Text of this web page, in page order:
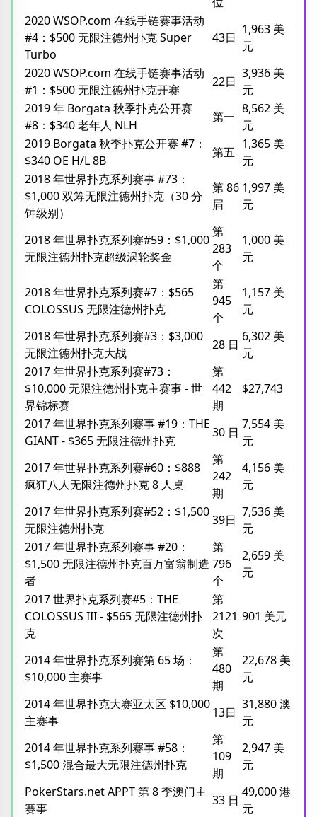
2020 WSOP.com 在线手链赛事活动
#4：$500 无限注德州扑克 Super
Turbo
43日
1,963 美
元
2020 WSOP.com 在线手链赛事活动
#1：$500 无限注德州扑克开赛
22日
3,936 美
元
2019 年 Borgata 秋季扑克公开赛
#8：$340 老年人 NLH
第一
8,562 美
元
2019 Borgata 秋季扑克公开赛 #7：
$340 OE H/L 8B
第五
1,365 美
元
2018 年世界扑克系列赛事 #73：
$1,000 双筹无限注德州扑克（30 分
钟级别）
第 86
届
1,997 美
元
2018 年世界扑克系列赛#59：$1,000
无限注德州扑克超级涡轮奖金
第
283
个
1,000 美
元
2018 年世界扑克系列赛#7：$565
COLOSSUS 无限注德州扑克
第
945
个
1,157 美
元
2018 年世界扑克系列赛#3：$3,000
无限注德州扑克大战
28 日
6,302 美
元
2017 年世界扑克系列赛#73：
$10,000 无限注德州扑克主赛事 - 世
界锦标赛
第
442
期
$27,743
2017 年世界扑克系列赛事 #19：THE
GIANT - $365 无限注德州扑克
30 日
7,554 美
元
2017 年世界扑克系列赛#60：$888
疯狂八人无限注德州扑克 8 人桌
第
242
期
4,156 美
元
2017 年世界扑克系列赛#52：$1,500
无限注德州扑克
39日
7,536 美
元
2017 年世界扑克系列赛事 #20：
$1,500 无限注德州扑克百万富翁制造
者
第
796
个
2,659 美
元
2017 世界扑克系列赛#5：THE
COLOSSUS III - $565 无限注德州扑
克
第
2121
次
901 美元
2014 年世界扑克系列赛第 65 场：
$10,000 主赛事
第
480
期
22,678 美
元
2014 年世界扑克大赛亚太区 $10,000
主赛事
13日
31,880 澳
元
2014 年世界扑克系列赛事 #58：
$1,500 混合最大无限注德州扑克
第
109
期
2,947 美
元
PokerStars.net APPT 第 8 季澳门主
赛事
33 日
49,000 港
元